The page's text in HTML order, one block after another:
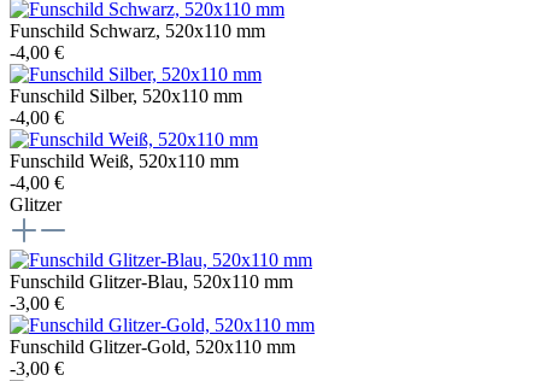
Funschild Schwarz, 520x110 mm
-4,00 €
Funschild Silber, 520x110 mm
-4,00 €
Funschild Weiß, 520x110 mm
-4,00 €
Glitzer
Funschild Glitzer-Blau, 520x110 mm
-3,00 €
Funschild Glitzer-Gold, 520x110 mm
-3,00 €